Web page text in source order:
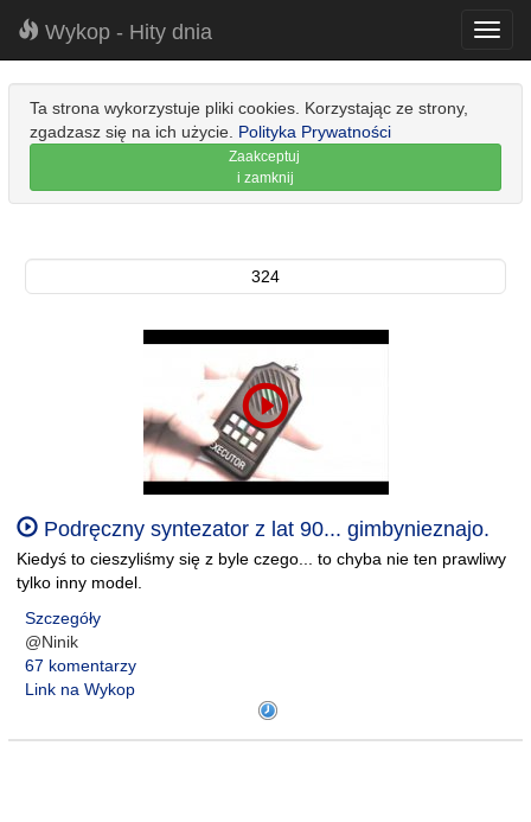
Wykop - Hity dnia
Ta strona wykorzystuje pliki cookies. Korzystając ze strony,
zgadzasz się na ich użycie. Polityka Prywatności
Zaakceptuj
i zamknij
324
Podręczny syntezator z lat 90... gimbynieznajo.
Kiedyś to cieszyliśmy się z byle czego... to chyba nie ten prawliwy
tylko inny model.
Szczegóły
@Ninik
67 komentarzy
Link na Wykop